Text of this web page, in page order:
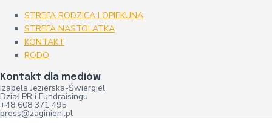
STREFA RODZICA I OPIEKUNA
STREFA NASTOLATKA
KONTAKT
RODO
Kontakt dla mediów
Izabela Jezierska-Świergiel
Dział PR i Fundraisingu
+48 608 371 495
press@zaginieni.pl